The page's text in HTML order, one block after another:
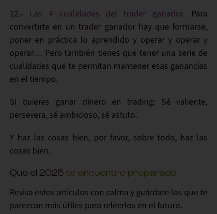
12.- Las 4 cualidades del trader ganador. Para
convertirte en un trader ganadorhay que formarse,
poner en práctica lo aprendido y operary operary
operar… Pero también tienes que tener una serie de
cualidades que te permitan mantener esas ganancias
en el tiempo.
Si quieres ganar dinero en trading: Sé valiente,
persevera, sé ambicioso, sé astuto.
Y haz las cosas bien, por favor, sobre todo, haz las
cosas bien.
Que el 2025 te encuentre preparado
Revisa estos artículos con calma y guárdate los que te
parezcan más útiles para releerlos en el futuro.